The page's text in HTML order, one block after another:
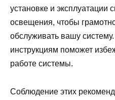
установке и эксплуатации
освещения, чтобы
обслуживать вашу
инструкциям поможет
работе системы.
Соблюдение этих